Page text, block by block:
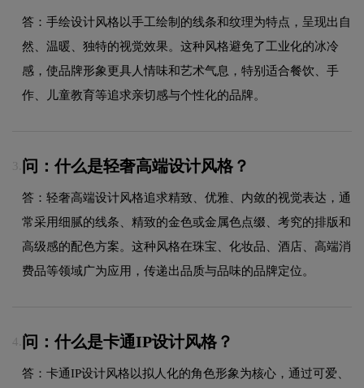
答：手绘设计风格以手工绘制的线条和纹理为特点，呈现出自
然、温暖、独特的视觉效果。这种风格避免了工业化的冰冷
感，使品牌形象更具人情味和艺术气息，特别适合餐饮、手
作、儿童教育等追求亲切感与个性化的品牌。
3. 问：什么是轻奢高端设计风格？
答：轻奢高端设计风格追求精致、优雅、内敛的视觉表达，通
常采用细腻的线条、精致的金色或金属色点缀、考究的排版和
高级感的配色方案。这种风格在珠宝、化妆品、酒店、高端消
费品等领域广为应用，传递出品质与品味的品牌定位。
4. 问：什么是卡通IP设计风格？
答：卡通IP设计风格以拟人化的角色形象为核心，通过可爱、